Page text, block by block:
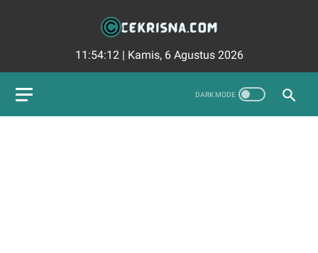
11:54:13| Kamis, 6 Agustus 2026